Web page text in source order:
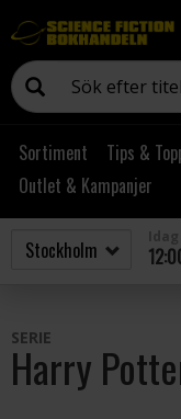
Sortiment Tips &
Outlet & Kampanjer
SERIE
Harry